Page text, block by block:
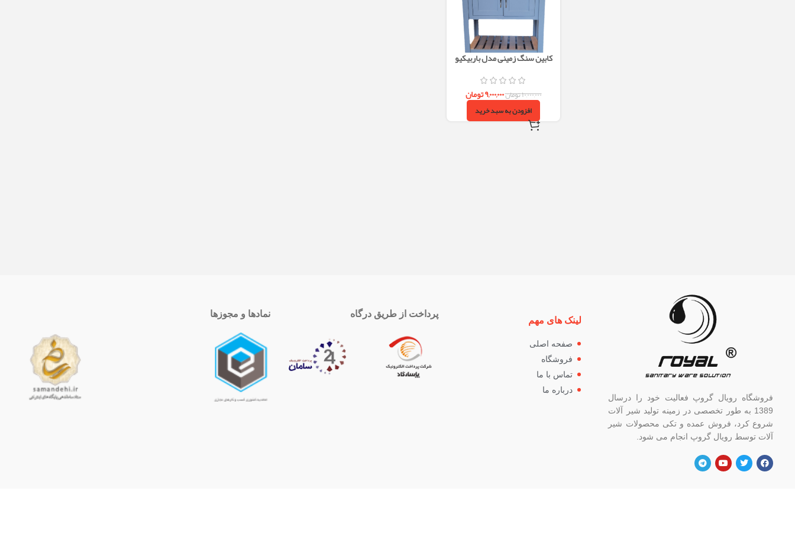
کابین سنگ زمینی مدل باربیکیو
۱۰,۰۰۰,۰۰۰تومان۹,۰۰۰,۰۰۰تومان
افزودن به سبد خرید
فروشگاه رویال گروپ فعالیت خود را درسال
1389 به طور تخصصی در زمینه تولید شیر آلات
شروع کرد، فروش عمده و تکی محصولات شیر
آلات توسط رویال گروپ انجام می شود.
لینک های مهم
صفحه اصلی
فروشگاه
تماس با ما
درباره ما
پرداخت از طریق درگاه نمادها و مجوزها